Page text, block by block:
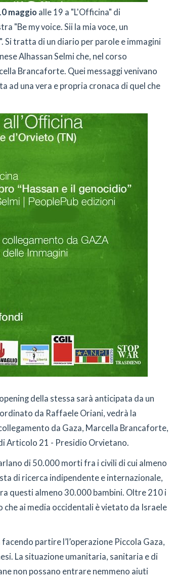
maggio alle 19 a "L'Officina" di
"Be my voice. Sii la mia voce, un
Si tratta di un diario per parole e immagini
Alhassan Selmi che, nel corso
Brancaforte. Quei messaggi venivano
ad una vera e propria cronaca di quel che
della stessa sarà anticipata da un
da Raffaele Oriani, vedrà la
da Gaza, Marcella Brancaforte,
Articolo 21 - Presidio Orvietano.
di 50.000 morti fra i civili di cui almeno
di ricerca indipendente e internazionale,
questi almeno 30.000 bambini. Oltre 210 i
ai media occidentali è vietato da Israele
partire l’l’operazione Piccola Gaza,
La situazione umanitaria, sanitaria e di
non possano entrare nemmeno aiuti